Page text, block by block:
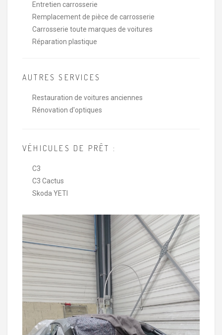
Entretien carrosserie
Remplacement de pièce de carrosserie
Carrosserie toute marques de voitures
Réparation plastique
AUTRES SERVICES
Restauration de voitures anciennes
Rénovation d'optiques
VÉHICULES DE PRÊT :
C3
C3 Cactus
Skoda YETI